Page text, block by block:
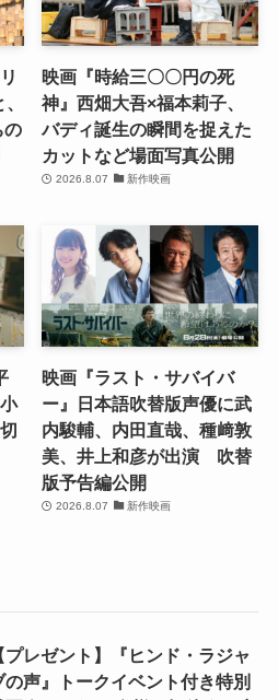
映画『時給三〇〇円の死
神』西畑大吾×福本莉子、
バディ誕生の瞬間を捉えた
カットなど場面写真公開
2026.8.07 新作映画
映画『ラスト・サバイバ
ー』日本語吹替版声優に武
内駿輔、内田直哉、種﨑敦
美、井上和彦が出演 吹替
版予告編公開
2026.8.07 新作映画
プレゼント】『ヒンド・ラジャ
の声』トークイベント付き特別